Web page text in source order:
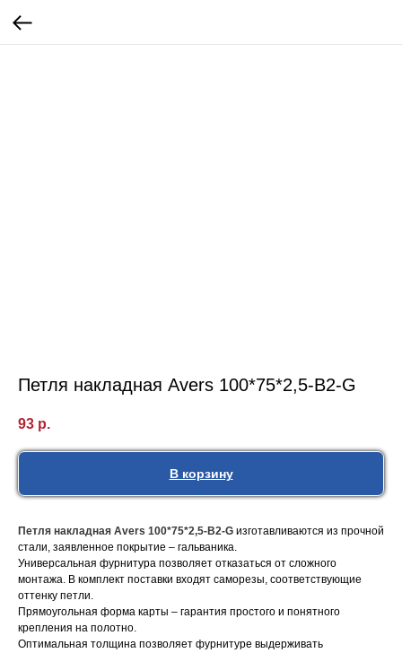
Петля накладная Avers 100*75*2,5-B2-G
93 р.
В корзину
Петля накладная Avers 100*75*2,5-B2-G изготавливаются из прочной
стали, заявленное покрытие – гальваника.
Универсальная фурнитура позволяет отказаться от сложного
монтажа. В комплект поставки входят саморезы, соответствующие
оттенку петли.
Прямоугольная форма карты – гарантия простого и понятного
крепления на полотно.
Оптимальная толщина позволяет фурнитуре выдерживать